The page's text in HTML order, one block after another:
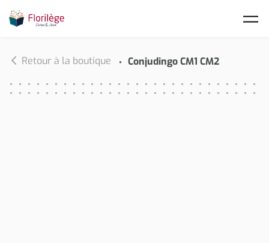
Retour à la boutique Conjudingo CM1 CM2